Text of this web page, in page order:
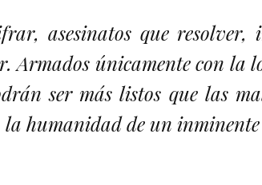
asesinatos que resolver,
Armados únicamente con la
ser más listos que las
humanidad de un inminente